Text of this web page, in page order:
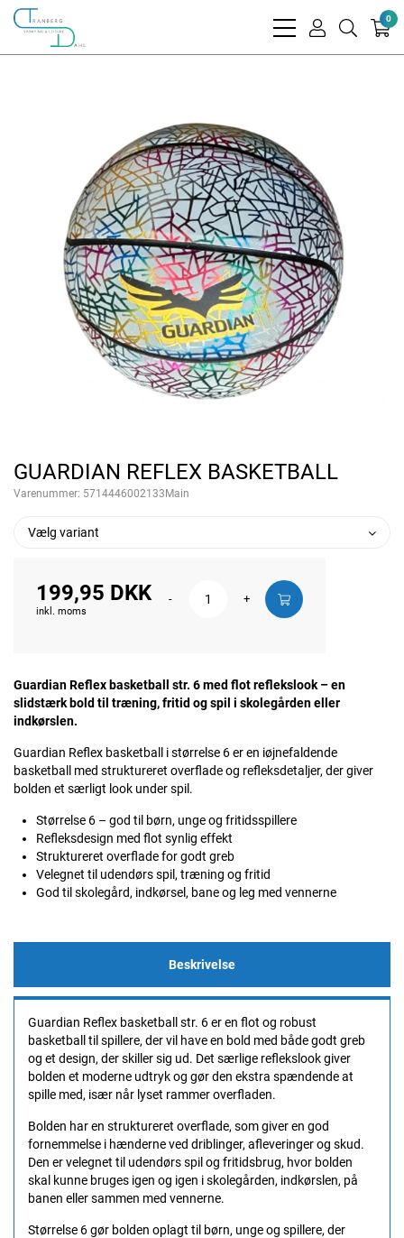
bars
user
search
0
GUARDIAN REFLEX BASKETBALL
Varenummer: 5714446002133Main
Vælg variant
199,95 DKK
inkl. moms
- +
Guardian Reflex basketball str. 6 med flot reflekslook – en
slidstærk bold til træning, fritid og spil i skolegården eller
indkørslen.
Guardian Reflex basketball i størrelse 6 er en iøjnefaldende
basketball med struktureret overflade og refleksdetaljer, der giver
bolden et særligt look under spil.
Størrelse 6 – god til børn, unge og fritidsspillere
Refleksdesign med flot synlig effekt
Struktureret overflade for godt greb
Velegnet til udendørs spil, træning og fritid
God til skolegård, indkørsel, bane og leg med vennerne
Beskrivelse
Guardian Reflex basketball str. 6 er en flot og robust
basketball til spillere, der vil have en bold med både godt greb
og et design, der skiller sig ud. Det særlige reflekslook giver
bolden et moderne udtryk og gør den ekstra spændende at
spille med, især når lyset rammer overfladen.
Bolden har en struktureret overflade, som giver en god
fornemmelse i hænderne ved driblinger, afleveringer og skud.
Den er velegnet til udendørs spil og fritidsbrug, hvor bolden
skal kunne bruges igen og igen i skolegården, indkørslen, på
banen eller sammen med vennerne.
Størrelse 6 gør bolden oplagt til børn, unge og spillere, der